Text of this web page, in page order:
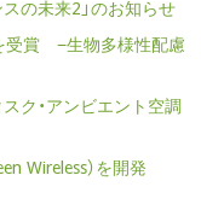
の未来2」のお知らせ
賞 −生物多様性配慮
ク・アンビエント空調
Wireless）を開発